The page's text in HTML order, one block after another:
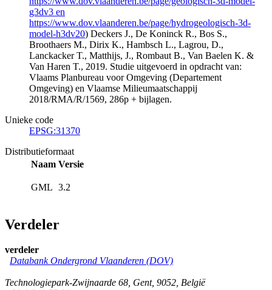
g3dv3 en
https://www.dov.vlaanderen.be/page/hydrogeologisch-3d-
model-h3dv20) Deckers J., De Koninck R., Bos S.,
Broothaers M., Dirix K., Hambsch L., Lagrou, D.,
Lanckacker T., Matthijs, J., Rombaut B., Van Baelen K. &
Van Haren T., 2019. Studie uitgevoerd in opdracht van:
Vlaams Planbureau voor Omgeving (Departement
Omgeving) en Vlaamse Milieumaatschappij
2018/RMA/R/1569, 286p + bijlagen.
Unieke code
EPSG:31370
Distributieformaat
Naam Versie
GML 3.2
Verdeler
verdeler
Databank Ondergrond Vlaanderen (DOV)
Technologiepark-Zwijnaarde 68, Gent, 9052, België